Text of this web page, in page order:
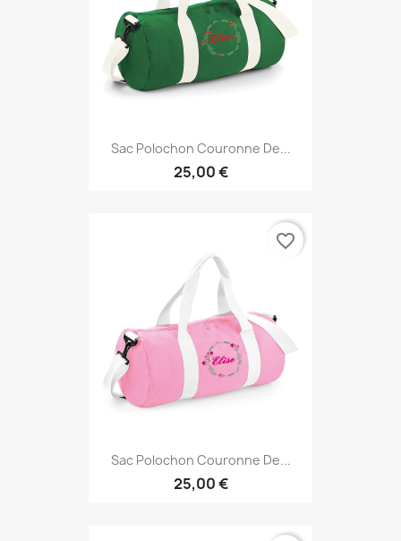
Sac Polochon Couronne De...
25,00 €
Sac Polochon Couronne De...
25,00 €
favorite_border